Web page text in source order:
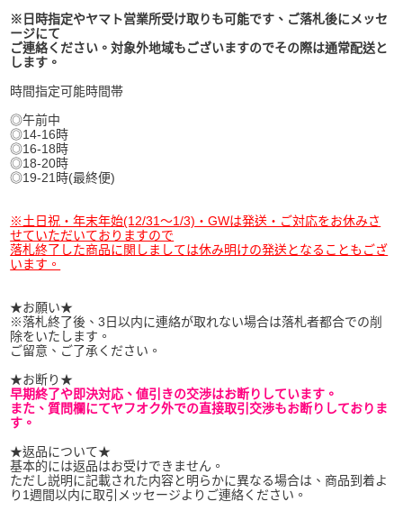
※日時指定やヤマト営業所受け取りも可能です、ご落札後にメッセ
ージにて
ご連絡ください。対象外地域もございますのでその際は通常配送と
します。
時間指定可能時間帯
◎午前中
◎14-16時
◎16-18時
◎18-20時
◎19-21時(最終便)
※土日祝・年末年始(12/31〜1/3)・GWは発送・ご対応をお休みさ
せていただいておりますので
落札終了した商品に関しましては休み明けの発送となることもござ
います。
★お願い★
※落札終了後、3日以内に連絡が取れない場合は落札者都合での削
除をいたします。
ご留意、ご了承ください。
★お断り★
早期終了や即決対応、値引きの交渉はお断りしています。
また、質問欄にてヤフオク外での直接取引交渉もお断りしておりま
す。
★返品について★
基本的には返品はお受けできません。
ただし説明に記載された内容と明らかに異なる場合は、商品到着よ
り1週間以内に取引メッセージよりご連絡ください。